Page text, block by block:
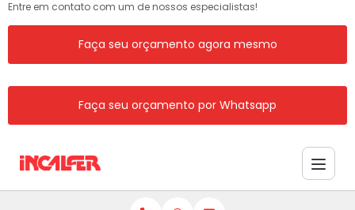
Entre em contato com um de nossos especialistas!
Faça seu orçamento agora mesmo
Faça seu orçamento por Whatsapp